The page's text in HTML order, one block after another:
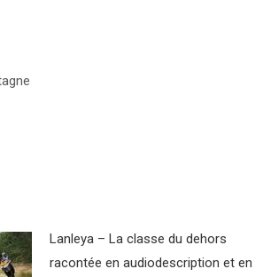
Lanleya – La classe du dehors
racontée en audiodescription et en